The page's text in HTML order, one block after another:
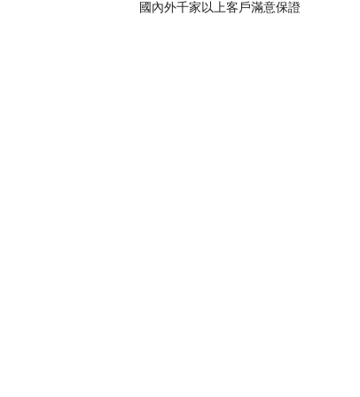
國內外千家以上客戶滿意保證